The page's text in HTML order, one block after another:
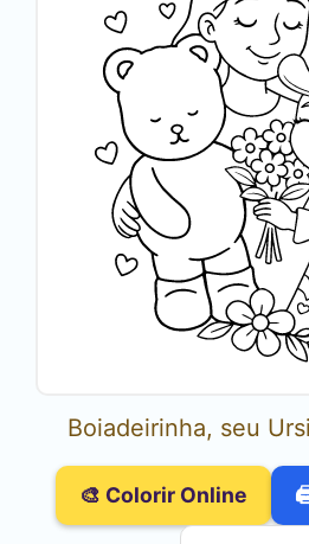
Boiadeirinha, seu
🎨 Colorir Online